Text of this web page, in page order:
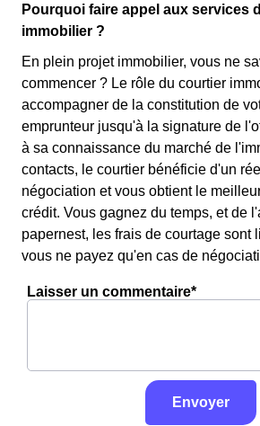
Pourquoi faire appel aux services
immobilier ?
En plein projet immobilier, vous ne
commencer ? Le rôle du courtier
accompagner de la constitution de
emprunteur jusqu'à la signature de
à sa connaissance du marché de
contacts, le courtier bénéficie d'un
négociation et vous obtient le
crédit. Vous gagnez du temps, et de
papernest, les frais de courtage sont
vous ne payez qu'en cas de
Laisser un commentaire*
Envoyer